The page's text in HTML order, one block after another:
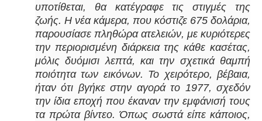
υποτίθεται, θα κατέγραφε τις στιγμές της
ζωής. Η νέα κάμερα, που κόστιζε 675 δολάρια,
παρουσίασε πληθώρα ατελειών, με κυριότερες
την περιορισμένη διάρκεια της κάθε κασέτας,
μόλις δυόμισι λεπτά, και την σχετικά θαμπή
ποιότητα των εικόνων. Το χειρότερο, βέβαια,
ήταν ότι βγήκε στην αγορά το 1977, σχεδόν
την ίδια εποχή που έκαναν την εμφάνισή τους
τα πρώτα βίντεο. Όπως σωστά είπε κάποιος,